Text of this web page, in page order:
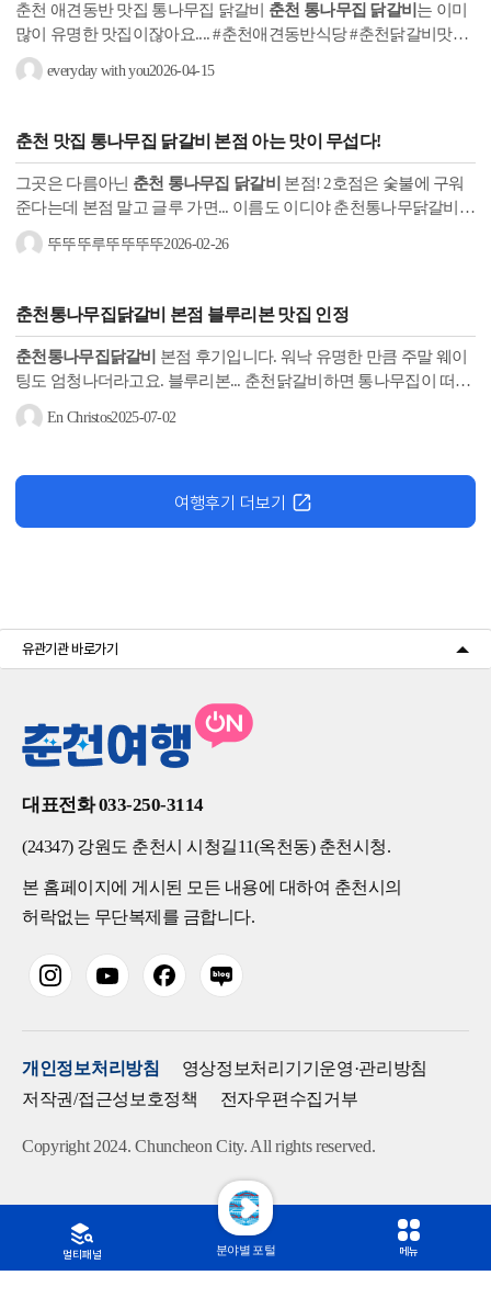
멀티패널 분야별 포털 메뉴
춘천 애견동반 맛집 통나무집 닭갈비 춘천 통나무집 닭갈비 는 이미
많이 유명한 맛집이잖아요.... #춘천애견동반식당 #춘천닭갈비맛집
#애견동반닭갈비 #애견동반춘천여행 #통나무집닭갈비 #닭갈비 #
닭목살구이...
everyday with you2026-04-15
춘천 맛집 통나무집 닭갈비 본점 아는 맛이 무섭다!
그곳은 다름아닌 춘천 통나무집 닭갈비 본점! 2호점은 숯불에 구워
준다는데 본점 말고 글루 가면... 이름도 이디야 춘천통나무닭갈비점
임ㅠㅋㅋㅋㅋ 당연~하게도 통나무집 닭갈비 본점 영수증 리뷰를 하
면...
뚜뚜뚜루뚜뚜뚜뚜2026-02-26
춘천통나무집닭갈비 본점 블루리본 맛집 인정
춘천통나무집닭갈비
본점 후기입니다. 워낙 유명한 만큼 주말 웨이
팅도 엄청나더라고요. 블루리본... 춘천닭갈비하면 통나무집이 떠오
를 정도로 맛집인 건 알았지만 12년째 블루리본에 선정된 건 몰랐어
요!...
En Christos2025-07-02
여행후기 더보기
유관기관 바로가기
대표전화 033-250-3114
(24347) 강원도 춘천시 시청길11(옥천동) 춘천시청.
본 홈페이지에 게시된 모든 내용에 대하여 춘천시의
허락없는 무단복제를 금합니다.
개인정보처리방침
영상정보처리기기운영·관리방침
저작권/접근성보호정책
전자우편수집거부
Copyright 2024. Chuncheon City. All rights reserved.